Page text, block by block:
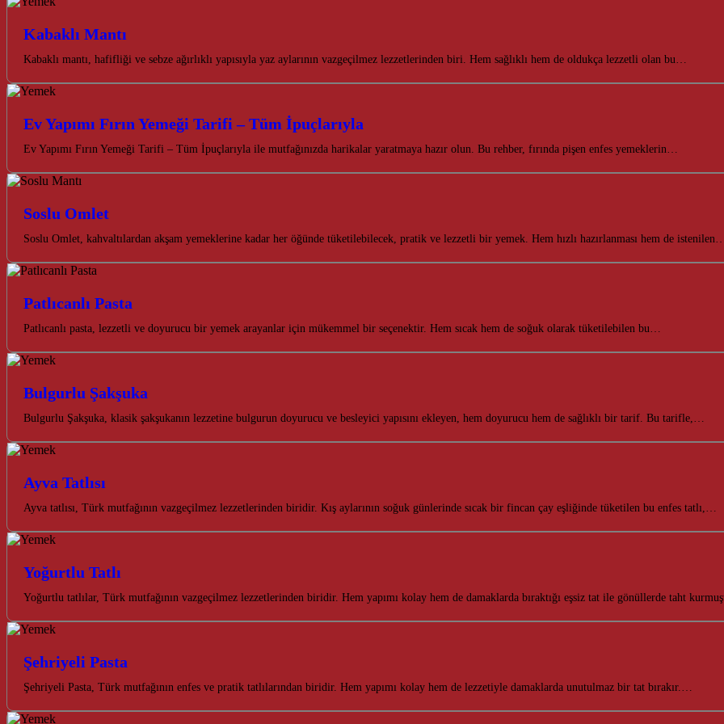
Kabaklı Mantı
Kabaklı mantı, hafifliği ve sebze ağırlıklı yapısıyla yaz aylarının vazgeçilmez lezzetlerinden biri. Hem sağlıklı hem de oldukça lezzetli olan bu…
Ev Yapımı Fırın Yemeği Tarifi – Tüm İpuçlarıyla
Ev Yapımı Fırın Yemeği Tarifi – Tüm İpuçlarıyla ile mutfağınızda harikalar yaratmaya hazır olun. Bu rehber, fırında pişen enfes yemeklerin…
Soslu Omlet
Soslu Omlet, kahvaltılardan akşam yemeklerine kadar her öğünde tüketilebilecek, pratik ve lezzetli bir yemek. Hem hızlı hazırlanması hem de
Patlıcanlı Pasta
Patlıcanlı pasta, lezzetli ve doyurucu bir yemek arayanlar için mükemmel bir seçenektir. Hem sıcak hem de soğuk olarak tüketilebilen bu…
Bulgurlu Şakşuka
Bulgurlu Şakşuka, klasik şakşukanın lezzetine bulgurun doyurucu ve besleyici yapısını ekleyen, hem doyurucu hem de sağlıklı bir tarif. Bu tarifle,…
Ayva Tatlısı
Ayva tatlısı, Türk mutfağının vazgeçilmez lezzetlerinden biridir. Kış aylarının soğuk günlerinde sıcak bir fincan çay eşliğinde tüketilen bu enfes tatlı,…
Yoğurtlu Tatlı
Yoğurtlu tatlılar, Türk mutfağının vazgeçilmez lezzetlerinden biridir. Hem yapımı kolay hem de damaklarda bıraktığı eşsiz tat ile gönüllerde taht
Şehriyeli Pasta
Şehriyeli Pasta, Türk mutfağının enfes ve pratik tatlılarından biridir. Hem yapımı kolay hem de lezzetiyle damaklarda unutulmaz bir tat bırakır.…